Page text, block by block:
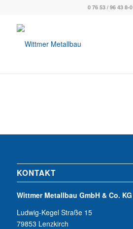
0 76 53 / 96 43 8-0
KONTAKT
Wittmer Metallbau GmbH & Co. KG
Ludwig-Kegel Straße 15
79853 Lenzkirch